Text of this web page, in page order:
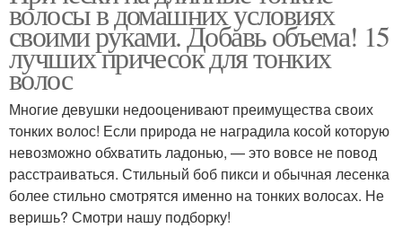
волосы в домашних условиях
своими руками. Добавь объема! 15
лучших причесок для тонких
волос
Многие девушки недооценивают преимущества своих
тонких волос! Если природа не наградила косой которую
невозможно обхватить ладонью, — это вовсе не повод
расстраиваться. Стильный боб пикси и обычная лесенка
более стильно смотрятся именно на тонких волосах. Не
веришь? Смотри нашу подборку!